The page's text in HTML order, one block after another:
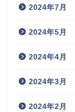
2024年7月
2024年5月
2024年4月
2024年3月
2024年2月